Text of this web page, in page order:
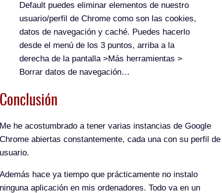
Default puedes eliminar elementos de nuestro
usuario/perfil de Chrome como son las cookies,
datos de navegación y caché. Puedes hacerlo
desde el menú de los 3 puntos, arriba a la
derecha de la pantalla >Más herramientas >
Borrar datos de navegación…
Conclusión
Me he acostumbrado a tener varias instancias de Google
Chrome abiertas constantemente, cada una con su perfil de
usuario.
Además hace ya tiempo que prácticamente no instalo
ninguna aplicación en mis ordenadores. Todo va en un